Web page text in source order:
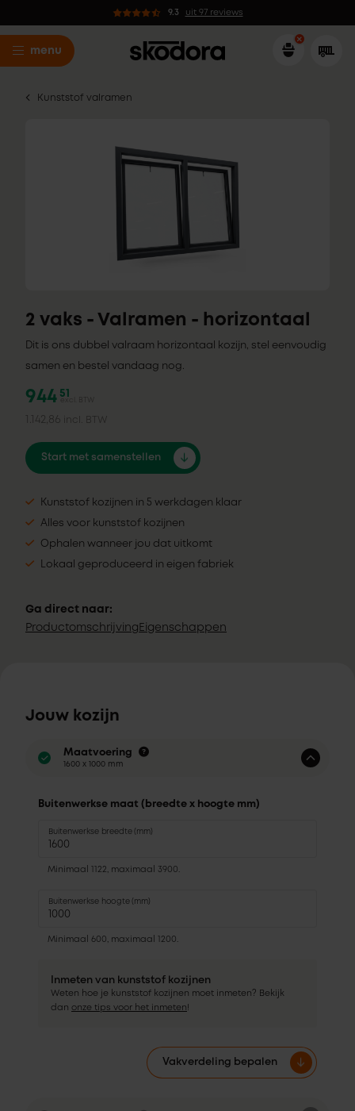
9.3 uit 97 reviews
menu
Kunststof valramen
2 vaks - Valramen - horizontaal
Dit is ons dubbel valraam horizontaal kozijn, stel eenvoudig
samen en bestel vandaag nog.
944 51
excl. BTW
1.142,86 incl. BTW
Start met samenstellen
Kunststof kozijnen in 5 werkdagen klaar
Alles voor kunststof kozijnen
Ophalen wanneer jou dat uitkomt
Lokaal geproduceerd in eigen fabriek
Ga direct naar:
Productomschrijving Eigenschappen
Jouw kozijn
Maatvoering
1600 x 1000 mm
Buitenwerkse maat (breedte x hoogte mm)
Buitenwerkse breedte (mm)
Minimaal 1122, maximaal 3900.
Buitenwerkse hoogte (mm)
Minimaal 600, maximaal 1200.
Inmeten van kunststof kozijnen
Weten hoe je kunststof kozijnen moet inmeten? Bekijk
dan onze tips voor het inmeten !
Vakverdeling bepalen